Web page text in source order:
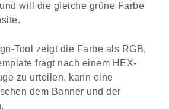
will die gleiche grüne Farbe
Tool zeigt die Farbe als RGB,
fragt nach einem HEX-
zu urteilen, kann eine
dem Banner und der